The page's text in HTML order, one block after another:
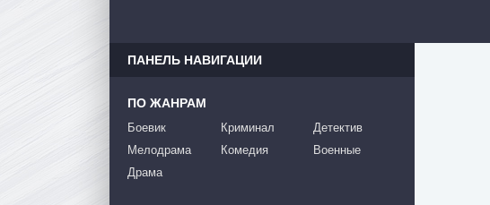
ПАНЕЛЬ НАВИГАЦИИ
ПО ЖАНРАМ
Боевик
Мелодрама
Драма
Криминал
Комедия
Детектив
Военные